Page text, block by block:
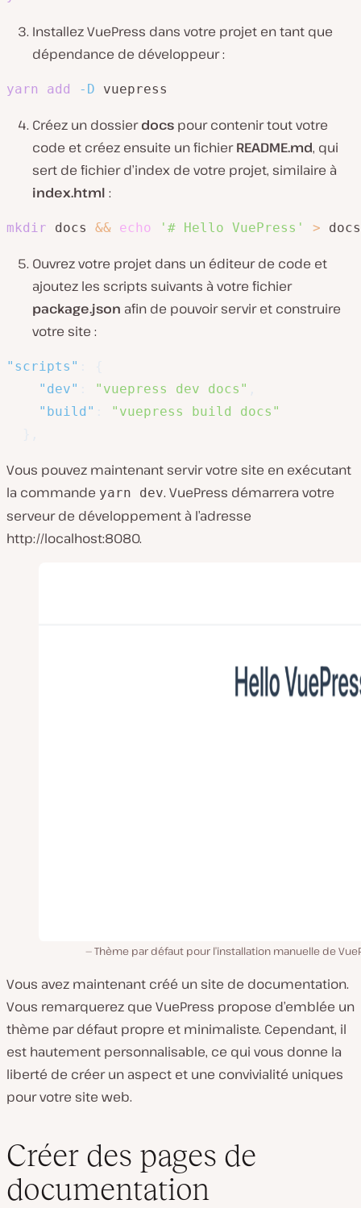
Installez VuePress dans votre projet en tant que
dépendance de développeur :
yarn add -D vuepress
Créez un dossierdocs pour contenir tout votre
code et créez ensuite un fichierREADME.md, qui
sert de fichier d’index de votre projet, similaire à
index.html :
mkdir docs && echo '# Hello VuePress' >
Ouvrez votre projet dans un éditeur de code et
ajoutez les scripts suivants à votre fichier
package.json afin de pouvoir servir et construire
votre site :
"scripts"
"dev"
"vuepress dev docs"
"build"
"vuepress build docs"
Vous pouvez maintenant servir votre site en exécutant
la commande yarn dev. VuePress démarrera votre
serveur de développement à l’adresse
http://localhost:8080.
Thème par défaut pour l’installation manuelle de
Vous avez maintenant créé un site de documentation.
Vous remarquerez que VuePress propose d’emblée un
thème par défaut propre et minimaliste. Cependant, il
est hautement personnalisable, ce qui vous donne la
liberté de créer un aspect et une convivialité uniques
pour votre site web.
Créer des pages de
documentation